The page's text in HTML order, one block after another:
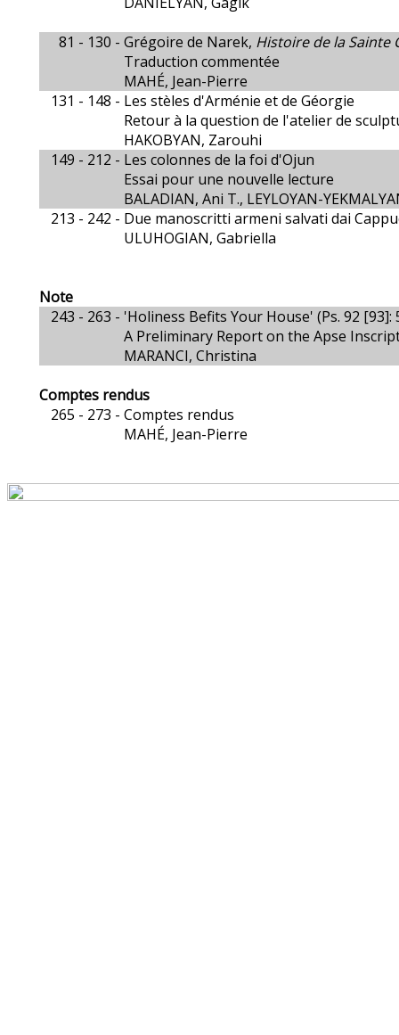
81 - 130 - Grégoire de Narek, Histoire de la Sainte
Traduction commentée
MAHÉ, Jean-Pierre
131 - 148 - Les stèles d'Arménie et de Géorgie
Retour à la question de l'atelier de
HAKOBYAN, Zarouhi
149 - 212 - Les colonnes de la foi d'Ojun
Essai pour une nouvelle lecture
BALADIAN, Ani T., LEYLOYAN-
213 - 242 - Due manoscritti armeni salvati dai
ULUHOGIAN, Gabriella
Note
243 - 263 - 'Holiness Befits Your House' (Ps. 92 [93]:
A Preliminary Report on the Apse
MARANCI, Christina
Comptes rendus
265 - 273 - Comptes rendus
MAHÉ, Jean-Pierre